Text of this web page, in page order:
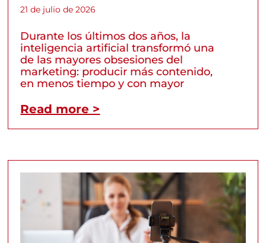
21 de julio de 2026
Durante los últimos dos años, la
inteligencia artificial transformó una
de las mayores obsesiones del
marketing: producir más contenido,
en menos tiempo y con mayor
Read more >